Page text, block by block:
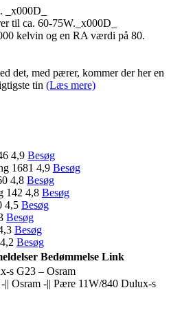
til ca. 60-75W._x000D_
kelvin og en RA værdi på 80.
det, med pærer, kommer der her en
tin (Læs mere)
4,9 Besøg
1681 4,9 Besøg
4,8 Besøg
142 4,8 Besøg
4,5 Besøg
Besøg
Besøg
Besøg
Bedømmelse Link
s G23 – Osram
|| Osram -|| Pære 11W/840 Dulux-s